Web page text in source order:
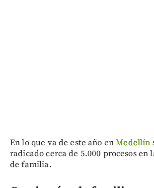
En lo que va de este año enMedellín
radicado cerca de 5.000 procesos en
de familia.